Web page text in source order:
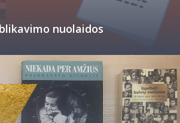
nuolaidos